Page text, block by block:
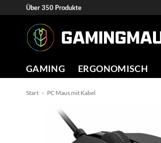
springen
Über 350 Produkte
GAMING ERGONOMISCH
Start » PC Maus mit Kabel